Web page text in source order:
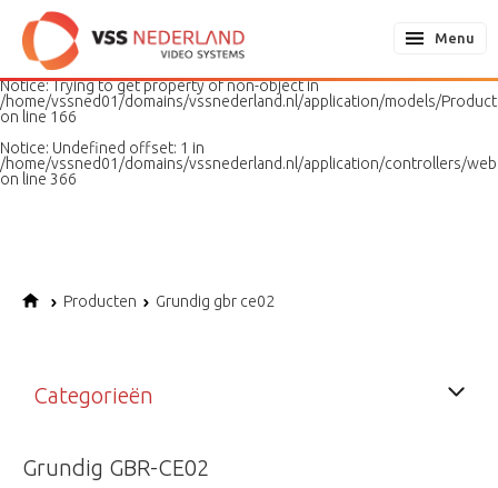
Notice: Undefined variable: page in
/home/vssned01/domains/vssnederland.nl/application/models/
on line
187
Notice: Trying to get property of non-object in
/home/vssned01/domains/vssnederland.nl/application/models/
on line 166
Notice: Undefined offset: 1 in
/home/vssned01/domains/vssnederland.nl/application/controllers/
on line 366
Menu
Producten Grundig gbr ce02
Categorieën
Grundig GBR-CE02